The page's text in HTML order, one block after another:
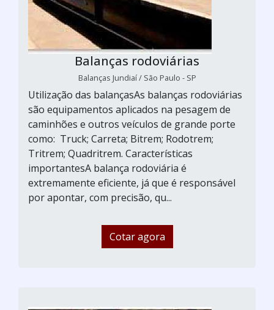
Balanças rodoviárias
Balanças Jundiaí / São Paulo - SP
Utilização das balançasAs balanças rodoviárias
são equipamentos aplicados na pesagem de
caminhões e outros veículos de grande porte
como: Truck; Carreta; Bitrem; Rodotrem;
Tritrem; Quadritrem. Características
importantesA balança rodoviária é
extremamente eficiente, já que é responsável
por apontar, com precisão, qu...
Cotar agora